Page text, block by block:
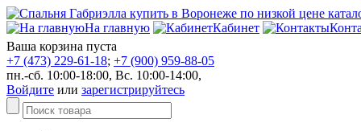
На главную Кабинет
Ваша корзина пуста
+7 (473) 229-61-18; +7 (900) 959-88-05
пн.-сб. 10:00-18:00, Вс. 10:00-14:00,
Войдите или зарегистрируйтесь